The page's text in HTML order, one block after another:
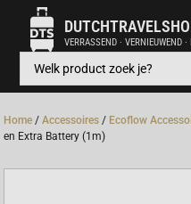
VERRASSEND · VERNIEUWEND
Home /Accessoires / Ecoflow
en Extra Battery (1m)